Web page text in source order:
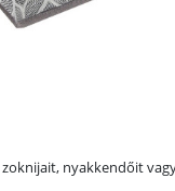
nyakkendőit